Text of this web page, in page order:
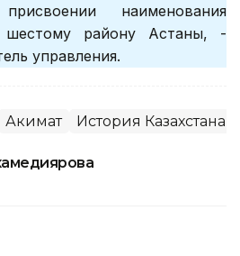
наименования
району Астаны, -
управления.
Акимат История Казахстана